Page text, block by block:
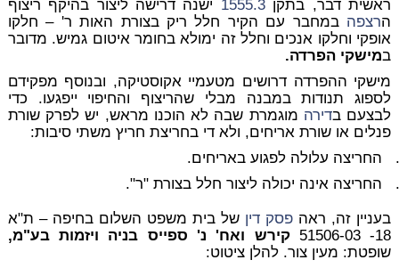
ראשית דבר, בתקן1555.3 ישנה דרישה ליצור בהיקף ריצוף
הרצפה במחבר עם הקיר חלל ריק בצורת האות ר' – חלקו
אופקי וחלקו אנכים וחלל זה ימולא בחומר איטום גמיש. מדובר
במישקי הפרדה.
מישקי ההפרדה דרושים מטעמיי אקוסטיקה, ובנוסף מפקידם
לספוג תנודות במבנה מבלי שהריצוף והחיפוי ייפגעו. כדי
לבצעם בדירה מוגמרת שבה לא הוכנו מראש, יש לפרק שורת
פנלים או שורת אריחים, ולא די בחריצת חריץ משתי סיבות:
החריצה עלולה לפגוע באריחים.
החריצה אינה יכולה ליצור חלל בצורת "ר".
בעניין זה, ראה פסק דין של בית משפט השלום בחיפה – ת"א
18- 51506-03
קירש ואח' נ' ספייס בניה ויזמות בע"מ,
שופטת: מעין צור. להלן ציטוט: